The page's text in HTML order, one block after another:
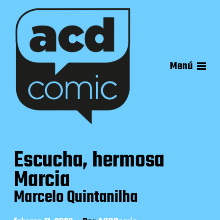
Menú
Escucha, hermosa
Marcia
Marcelo Quintanilha